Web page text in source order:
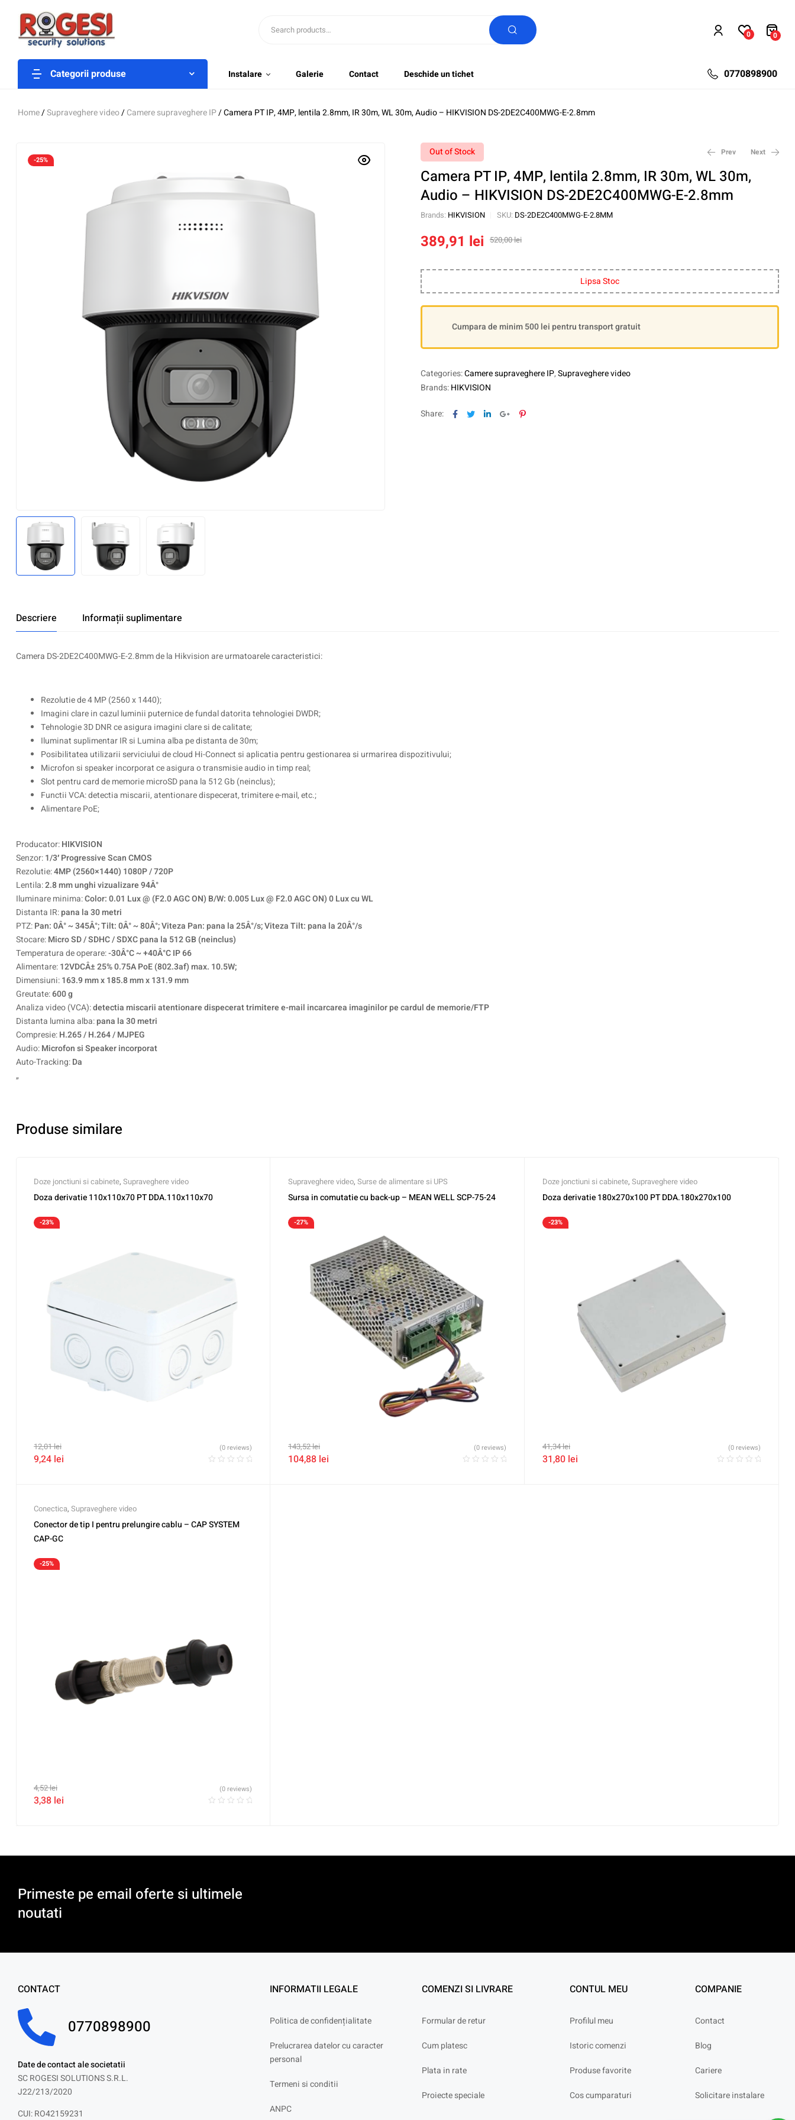
0 0
Categorii produse Instalare Galerie Contact Deschide un tichet 0770898900
Home/Supraveghere video/Camere supraveghere IP/ Camera PT IP, 4MP, lentila 2.8mm, IR 30m, WL 30m, Audio – HIKVISION DS-2DE2C400MWG-E-2.8mm
-25%
Out of Stock Prev
150,80
113,10lei
Next
1.045,20
736,97lei
Camera PT IP, 4MP, lentila 2.8mm, IR 30m, WL 30m,
Audio – HIKVISION DS-2DE2C400MWG-E-2.8mm
Brands: HIKVISION SKU: DS-2DE2C400MWG-E-2.8MM
520,00lei
389,91 lei
Lipsa Stoc
Cumpara de minim 500 lei pentru transport gratuit
Categories:Camere supraveghere IP,Supraveghere video
Brands:HIKVISION
Share: Facebook
TwitterLinkedinGoogle+Pinterest
Descriere Informații suplimentare
Camera DS-2DE2C400MWG-E-2.8mm de la Hikvision are urmatoarele caracteristici:
Rezolutie de 4 MP (2560 x 1440);
Imagini clare in cazul luminii puternice de fundal datorita tehnologiei DWDR;
Tehnologie 3D DNR ce asigura imagini clare si de calitate;
Iluminat suplimentar IR si Lumina alba pe distanta de 30m;
Posibilitatea utilizarii serviciului de cloud Hi-Connect si aplicatia pentru gestionarea si urmarirea dispozitivului;
Microfon si speaker incorporat ce asigura o transmisie audio in timp real;
Slot pentru card de memorie microSD pana la 512 Gb (neinclus);
Functii VCA: detectia miscarii, atentionare dispecerat, trimitere e-mail, etc.;
Alimentare PoE;
Producator:HIKVISION
Senzor:1/3′ Progressive Scan CMOS
Rezolutie:4MP (2560×1440) 1080P / 720P
Lentila:2.8 mm unghi vizualizare 94Â°
Iluminare minima:Color: 0.01 Lux @ (F2.0 AGC ON) B/W: 0.005 Lux @ F2.0 AGC ON) 0 Lux cu WL
Distanta IR:pana la 30 metri
PTZ:Pan: 0Â° ~ 345Â°; Tilt: 0Â° ~ 80Â°; Viteza Pan: pana la 25Â°/s; Viteza Tilt: pana la 20Â°/s
Stocare:Micro SD / SDHC / SDXC pana la 512 GB (neinclus)
Temperatura de operare:-30Â°C ~ +40Â°C IP 66
Alimentare:12VDCÂ± 25% 0.75A PoE (802.3af) max. 10.5W;
Dimensiuni:163.9 mm x 185.8 mm x 131.9 mm
Greutate:600 g
Analiza video (VCA):detectia miscarii atentionare dispecerat trimitere e-mail incarcarea imaginilor pe cardul de memorie/FTP
Distanta lumina alba:pana la 30 metri
Compresie:H.265 / H.264 / MJPEG
Audio:Microfon si Speaker incorporat
Auto-Tracking:Da
„
Produse similare
Doze jonctiuni si cabinete, Supraveghere video
Doza derivatie 110x110x70 PT DDA.110x110x70
-23%
12,01lei
9,24 lei
(0 reviews)
Supraveghere video, Surse de alimentare si UPS
Sursa in comutatie cu back-up – MEAN WELL SCP-75-24
-27%
143,52lei
104,88 lei
(0 reviews)
Doze jonctiuni si cabinete, Supraveghere video
Doza derivatie 180x270x100 PT DDA.180x270x100
-23%
41,34lei
31,80 lei
(0 reviews)
Conectica, Supraveghere video
Conector de tip I pentru prelungire cablu – CAP SYSTEM
CAP-GC
-25%
4,52lei
3,38 lei
(0 reviews)
Primeste pe email oferte si ultimele
noutati
CONTACT
0770898900
Date de contact ale societatii
SC ROGESI SOLUTIONS S.R.L.
J22/213/2020
CUI: RO42159231
INFORMATII LEGALE
Politica de confidențialitate
Prelucrarea datelor cu caracter
personal
Termeni si conditii
ANPC
COMENZI SI LIVRARE
Formular de retur
Cum platesc
Plata in rate
Proiecte speciale
CONTUL MEU
Profilul meu
Istoric comenzi
Produse favorite
Cos cumparaturi
COMPANIE
Contact
Blog
Cariere
Solicitare instalare